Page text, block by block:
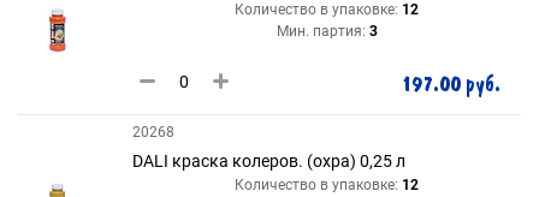
Количество в упаковке: 12
Мин. партия: 3
197.00 руб.
20268
DALI краска колеров. (охра) 0,25 л
Количество в упаковке: 12